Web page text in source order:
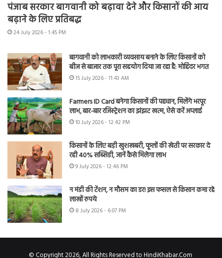
पंजाब सरकार बागवानी को बढ़ावा देने और किसानों की आय
बढ़ाने के लिए प्रतिबद्ध
24 July 2026 - 1:45 PM
बागवानी को लाभकारी व्यवसाय बनाने के लिए किसानों को
बीज से बाजार तक पूरा सहयोग दिया जा रहा है: मोहिंदर भगत
15 July 2026 - 11:43 AM
Farmers ID Card बनेगा किसानों की पहचान, मिलेंगे भरपूर
लाभ, बार-बार रजिस्ट्रेशन का झंझट खत्म, ऐसे करें अप्लाई
10 July 2026 - 12:42 PM
किसानों के लिए बड़ी खुशखबरी, फूलों की खेती पर सरकार दे
रही 40% सब्सिडी, जानें कैसे मिलेगा लाभ
9 July 2026 - 12:46 PM
न मंडी की टेंशन, न मौसम का डर! इस फसल से किसान कमा रहे
लाखों रुपये
8 July 2026 - 6:07 PM
© Copyright 2026, All Rights Reserved to HindiKhabar.Com